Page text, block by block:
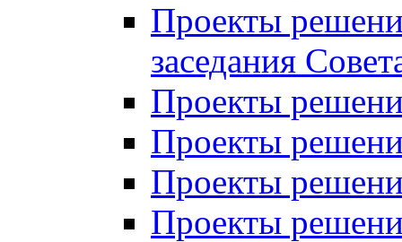
Проекты
заседания
Проекты
Проекты
Проекты
Проекты